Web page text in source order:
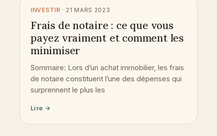
INVESTIR · 21 MARS 2023
Frais de notaire : ce que vous
payez vraiment et comment les
minimiser
Sommaire: Lors d’un achat immobilier, les frais
de notaire constituent l’une des dépenses qui
surprennent le plus les
Lire →